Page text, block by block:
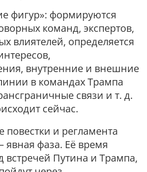
фигур»: формируются
команд, экспертов,
влиятелей, определяется
внутренние и внешние
в командах Трампа
связи и т. д.
сейчас.
повестки и регламента
явная фаза. Её время
встречей Путина и Трампа,